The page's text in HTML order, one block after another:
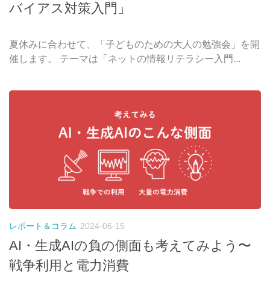
バイアス対策入門」
夏休みに合わせて、「子どものための大人の勉強会」を開
催します。 テーマは「ネットの情報リテラシー入門...
レポート＆コラム 2024-06-15
AI・生成AIの負の側面も考えてみよう〜
戦争利用と電力消費